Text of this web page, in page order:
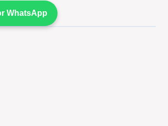
WhatsApp